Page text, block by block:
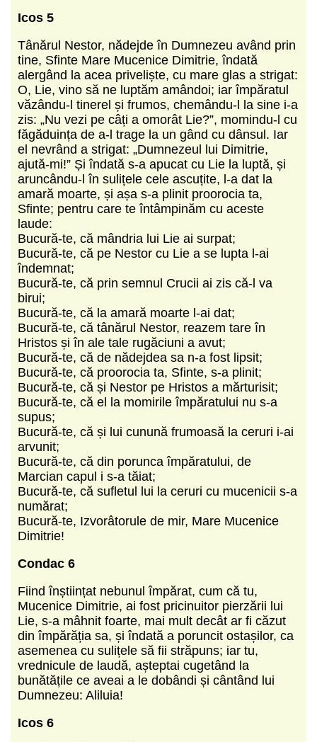
Icos 5
Tânărul Nestor, nădejde în Dumnezeu având prin
tine, Sfinte Mare Mucenice Dimitrie, îndată
alergând la acea pri­veliște, cu mare glas a strigat:
O, Lie, vino să ne luptăm amândoi; iar împăratul
văzându-l tinerel și frumos, chemându-l la sine i-a
zis: „Nu vezi pe câți a omorât Lie?”, momindu-l cu
făgăduința de a-l trage la un gând cu dânsul. Iar
el nevrând a strigat: „Dumnezeul lui Dimitrie,
ajută-mi!” Și îndată s-a apucat cu Lie la luptă, și
aruncându-l în sulițele cele ascuțite, l-a dat la
amară moarte, și așa s-a plinit proorocia ta,
Sfinte; pentru care te întâmpinăm cu aceste
laude:
Bucură-te, că mândria lui Lie ai surpat;
Bucură-te, că pe Nestor cu Lie a se lupta l-ai
îndemnat;
Bucură-te, că prin semnul Crucii ai zis că-l va
birui;
Bucură-te, că la amară moarte l-ai dat;
Bucură-te, că tânărul Nestor, reazem tare în
Hristos și în ale tale rugăciuni a avut;
Bucură-te, că de nădejdea sa n-a fost lipsit;
Bucură-te, că proorocia ta, Sfinte, s-a plinit;
Bucură-te, că și Nestor pe Hristos a mărturisit;
Bucură-te, că el la momirile împăratului nu s-a
supus;
Bucură-te, că și lui cunună frumoasă la ceruri i-ai
arvunit;
Bucură-te, că din porunca împăratului, de
Marcian capul i s-a tăiat;
Bucură-te, că sufletul lui la ceruri cu mucenicii s-a
numărat;
Bucură-te, Izvorâtorule de mir, Mare Mucenice
Dimitrie!
Condac 6
Fiind înștiințat nebunul împărat, cum că tu,
Mucenice Dimitrie, ai fost pricinuitor pierzării lui
Lie, s-a mâhnit foarte, mai mult decât ar fi căzut
din împărăția sa, și îndată a poruncit ostașilor, ca
asemenea cu sulițele să fii străpuns; iar tu,
vrednicule de laudă, așteptai cugetând la
bunătățile ce aveai a le dobândi și cântând lui
Dumnezeu: Aliluia!
Icos 6